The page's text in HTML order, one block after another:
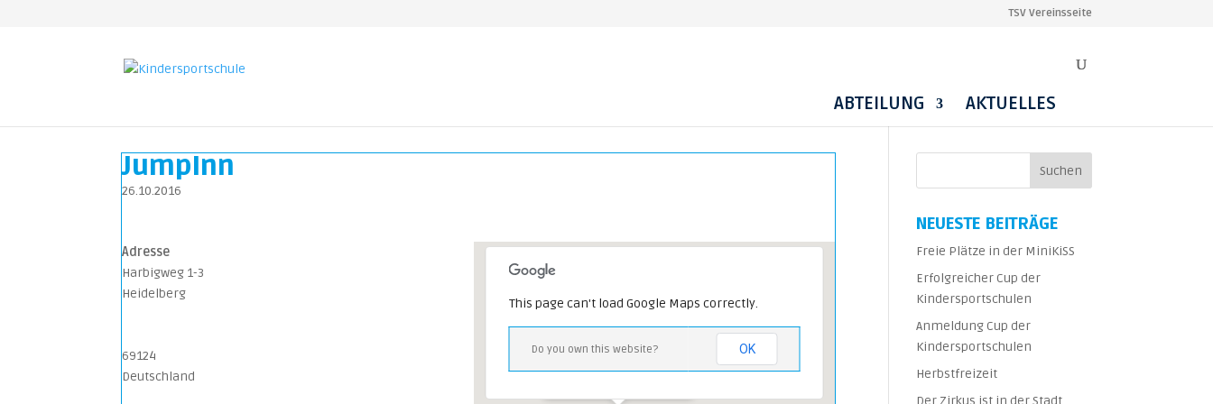
TSV Vereinsseite
ABTEILUNG AKTUELLES
JumpInn
26.10.2016
This page can't load Google Maps correctly.
Do you own this website? OK
Adresse
Harbigweg 1-3
Heidelberg
69124
Deutschland
NEUESTE BEITRÄGE
Freie Plätze in der MiniKiSS
Erfolgreicher Cup der
Kindersportschulen
Anmeldung Cup der
Kindersportschulen
Herbstfreizeit
Der Zirkus ist in der Stadt